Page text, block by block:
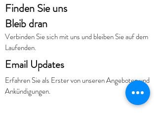
Finden Sie uns
Bleib dran
Verbinden Sie sich mit uns und bleiben Sie auf dem
Laufenden.
Email Updates
Erfahren Sie als Erster von unseren Angeboten und
Ankündigungen.